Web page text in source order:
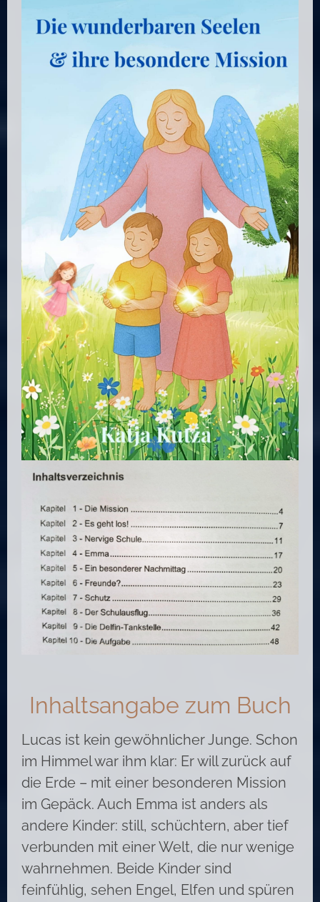
Inhaltsangabe zum Buch
Lucas ist kein gewöhnlicher Junge. Schon
im Himmel war ihm klar: Er will zurück auf
die Erde – mit einer besonderen Mission
im Gepäck. Auch Emma ist anders als
andere Kinder: still, schüchtern, aber tief
verbunden mit einer Welt, die nur wenige
wahrnehmen. Beide Kinder sind
feinfühlig, sehen Engel, Elfen und spüren